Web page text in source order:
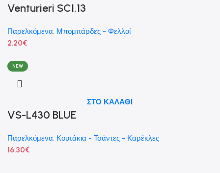
Venturieri SCI.13
Παρελκόμενα, Μπομπάρδες - Φελλοί
2.20€
NEW
ΣΤΟ ΚΑΛΑΘΙ
VS-L430 BLUE
Παρελκόμενα, Κουτάκια - Τσάντες - Καρέκλες
16.30€